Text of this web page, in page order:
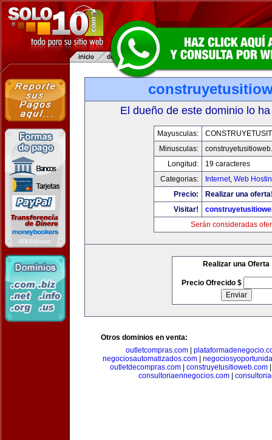
El dueño de este dominio lo
Mayusculas:
Minusculas:
Longitud:
19 caracteres
Categorias:
Internet, Web
Precio:
Realizar una
Visitar!
Serán consideradas
Realizar una Oferta
Precio Ofrecido $
Otros dominios en venta:
outletcompras.com
negociosautomatizados.com|
outletdecompras.com
construyetusitioweb.com
consultoriaennegocios.com